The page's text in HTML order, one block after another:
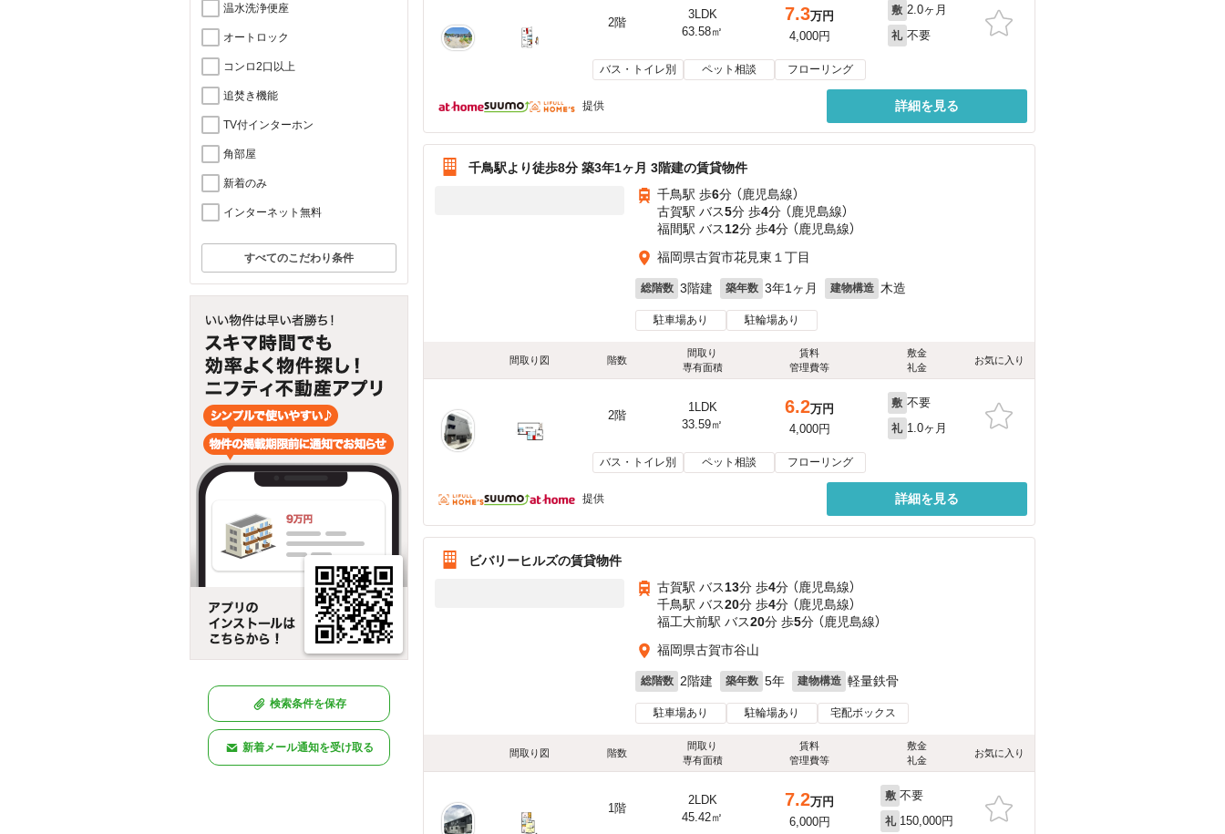
温水洗浄便座
オートロック
コンロ2口以上
追焚き機能
TV付インターホン
角部屋
新着のみ
インターネット無料
すべてのこだわり条件
検索条件を保存
新着メール通知を受け取る
2階
3LDK
63.58㎡
7.3万円
4,000円
敷 2.0ヶ月
礼 不要
バス・トイレ別 ペット相談 フローリング
提供 詳細を見る
千鳥駅より徒歩8分 築3年1ヶ月 3階建の賃貸物件
千鳥駅 歩6分 （鹿児島線）
古賀駅 バス5分 歩4分 （鹿児島線）
福間駅 バス12分 歩4分 （鹿児島線）
福岡県古賀市花見東１丁目
総階数 3階建 築年数 3年1ヶ月 建物構造 木造
駐車場あり 駐輪場あり
間取り図 階数
間取り
専有面積
賃料
管理費等
敷金
礼金
お気に入り
2階
1LDK
33.59㎡
6.2万円
4,000円
敷 不要
礼 1.0ヶ月
バス・トイレ別 ペット相談 フローリング
提供 詳細を見る
ビバリーヒルズの賃貸物件
古賀駅 バス13分 歩4分 （鹿児島線）
千鳥駅 バス20分 歩4分 （鹿児島線）
福工大前駅 バス20分 歩5分 （鹿児島線）
福岡県古賀市谷山
総階数 2階建 築年数 5年 建物構造 軽量鉄骨
駐車場あり 駐輪場あり 宅配ボックス
間取り図 階数
間取り
専有面積
賃料
管理費等
敷金
礼金
お気に入り
1階
2LDK
45.42㎡
7.2万円
6,000円
敷 不要
礼 150,000円